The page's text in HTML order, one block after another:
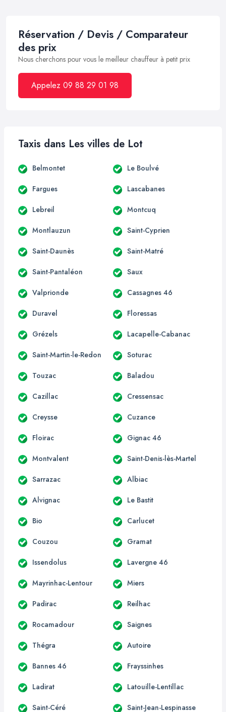
Réservation / Devis / Comparateur
des prix
Nous cherchons pour vous le meilleur chauffeur à petit prix
Appelez 09 88 29 01 98
Taxis dans Les villes de Lot
Belmontet Le Boulvé
Fargues Lascabanes
Lebreil Montcuq
Montlauzun Saint-Cyprien
Saint-Daunès Saint-Matré
Saint-Pantaléon Saux
Valprionde Cassagnes 46
Duravel Floressas
Grézels Lacapelle-Cabanac
Saint-Martin-le-Redon Soturac
Touzac Baladou
Cazillac Cressensac
Creysse Cuzance
Floirac Gignac 46
Montvalent Saint-Denis-lès-Martel
Sarrazac Albiac
Alvignac Le Bastit
Bio Carlucet
Couzou Gramat
Issendolus Lavergne 46
Mayrinhac-Lentour Miers
Padirac Reilhac
Rocamadour Saignes
Thégra Autoire
Bannes 46 Frayssinhes
Ladirat Latouille-Lentillac
Saint-Céré Saint-Jean-Lespinasse